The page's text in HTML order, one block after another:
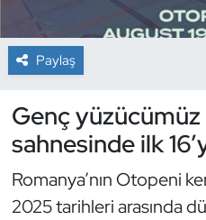
Paylaş
Genç
sahnesinde ilk
Romanya’nın Otopeni
2025 tarihleri arasında
Dağcılık
Dövüş Sanatı
E-Spor